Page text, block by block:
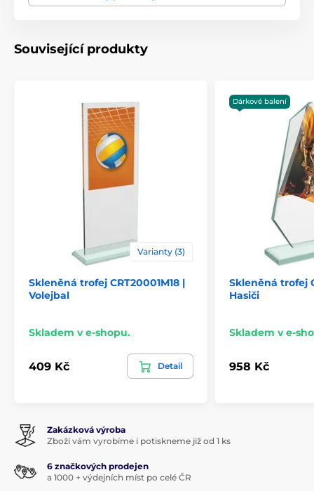
Související produkty
Varianty (3)
Skleněná trofej CRT20001M18 |
Volejbal
Skladem v e-shopu.
409 Kč Detail
Dárkové balení
Skleněná trofej
Hasiči
Skladem v e-
958 Kč
Zakázková výroba
Zboží vám vyrobíme i potiskneme již od 1 ks
6 značkových prodejen
a 1000 + výdejních míst po celé ČR